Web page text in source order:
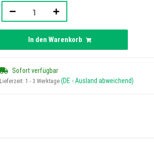
In den Warenkorb
Sofort verfügbar
Lieferzeit: 1 - 3 Werktage (DE - Ausland abweichend)